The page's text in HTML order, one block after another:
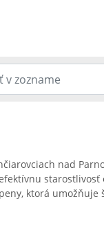
nad
starostlivosť
ktorá umožňuje